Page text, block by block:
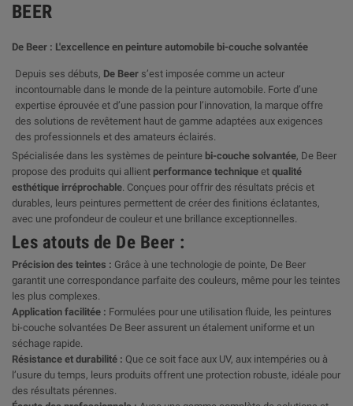
BEER
De Beer : L'excellence en peinture automobile bi-couche solvantée
Depuis ses débuts, De Beer s’est imposée comme un acteur
incontournable dans le monde de la peinture automobile. Forte d’une
expertise éprouvée et d’une passion pour l’innovation, la marque offre
des solutions de revêtement haut de gamme adaptées aux exigences
des professionnels et des amateurs éclairés.
Spécialisée dans les systèmes de peinture bi-couche solvantée, De Beer
propose des produits qui allient performance technique et qualité
esthétique irréprochable. Conçues pour offrir des résultats précis et
durables, leurs peintures permettent de créer des finitions éclatantes,
avec une profondeur de couleur et une brillance exceptionnelles.
Les atouts de De Beer :
Précision des teintes : Grâce à une technologie de pointe, De Beer
garantit une correspondance parfaite des couleurs, même pour les teintes
les plus complexes.
Application facilitée : Formulées pour une utilisation fluide, les peintures
bi-couche solvantées De Beer assurent un étalement uniforme et un
séchage rapide.
Résistance et durabilité : Que ce soit face aux UV, aux intempéries ou à
l’usure du temps, leurs produits offrent une protection robuste, idéale pour
des résultats pérennes.